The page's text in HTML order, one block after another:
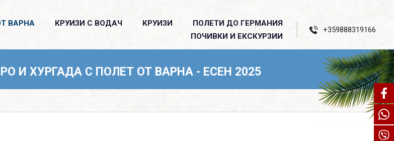
ВАРНА КРУИЗИ С ВОДАЧ КРУИЗИ
ПОЛЕТИ ДО ГЕРМАНИЯ
ПОЧИВКИ И ЕКСКУРЗИИ
+359888319166
И ХУРГАДА С ПОЛЕТ ОТ ВАРНА - ЕСЕН 2025